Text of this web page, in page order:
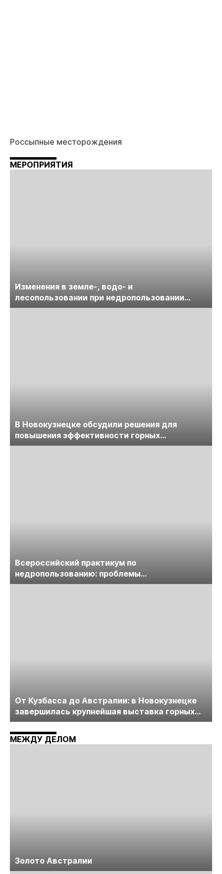
Россыпные месторождения
МЕРОПРИЯТИЯ
Изменения в земле-, водо- и
лесопользовании при недропользовании
обсудят на семинаре «ПравоТЭК»
В Новокузнецке обсудили решения для
повышения эффективности горных
предприятий
Всероссийский практикум по
недропользованию: проблемы
лицензирования, цифровизации, экспертизы
От Кузбасса до Австралии: в Новокузнецке
завершилась крупнейшая выставка горных
технологий «Недра России. Уголь России и
Майнинг»
МЕЖДУ ДЕЛОМ
Золото Австралии